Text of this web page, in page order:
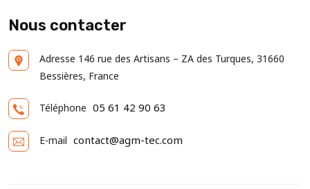
Nous contacter
Adresse 146 rue des Artisans – ZA des Turques, 31660
Bessières, France
Téléphone 05 61 42 90 63
E-mail contact@agm-tec.com